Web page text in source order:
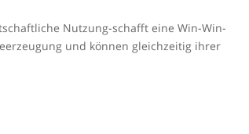
Nutzung-schafft eine Win-Win-
und können gleichzeitig ihrer